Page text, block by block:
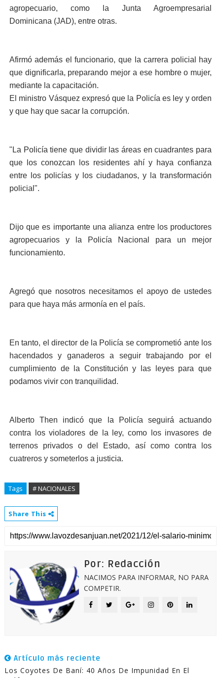
agropecuario, como la Junta Agroempresarial
Dominicana (JAD), entre otras.
Afirmó además el funcionario, que la carrera policial hay
que dignificarla, preparando mejor a ese hombre o mujer,
mediante la capacitación.
El ministro Vásquez expresó que la Policía es ley y orden
y que hay que sacar la corrupción.
"La Policía tiene que dividir las áreas en cuadrantes para
que los conozcan los residentes ahí y haya confianza
entre los policías y los ciudadanos, y la transformación
policial".
Dijo que es importante una alianza entre los productores
agropecuarios y la Policía Nacional para un mejor
funcionamiento.
Agregó que nosotros necesitamos el apoyo de ustedes
para que haya más armonía en el país.
En tanto, el director de la Policía se comprometió ante los
hacendados y ganaderos a seguir trabajando por el
cumplimiento de la Constitución y las leyes para que
podamos vivir con tranquilidad.
Alberto Then indicó que la Policía seguirá actuando
contra los violadores de la ley, como los invasores de
terrenos privados o del Estado, así como contra los
cuatreros y someterlos a justicia.
Tags # NACIONALES
Share This
Por: Redacción
NACIMOS PARA INFORMAR, NO PARA
COMPETIR.
Artículo más reciente
Los Coyotes De Baní: 40 Años De Impunidad En El